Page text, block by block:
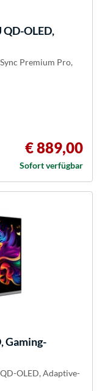
OLED,
Premium Pro,
€ 889,00
Sofort verfügbar
Gaming-
OLED, Adaptive-